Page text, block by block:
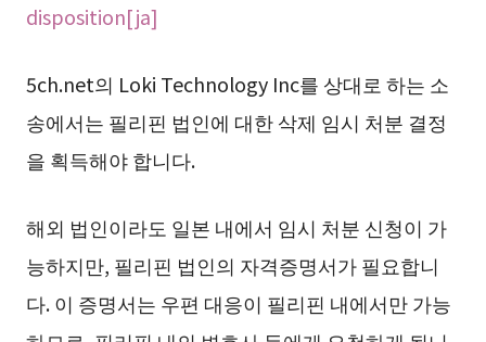
disposition[ja]
5ch.net의 Loki Technology Inc를 상대로 하는 소
송에서는 필리핀 법인에 대한 삭제 임시 처분 결정
을 획득해야 합니다.
해외 법인이라도 일본 내에서 임시 처분 신청이 가
능하지만, 필리핀 법인의 자격증명서가 필요합니
다. 이 증명서는 우편 대응이 필리핀 내에서만 가능